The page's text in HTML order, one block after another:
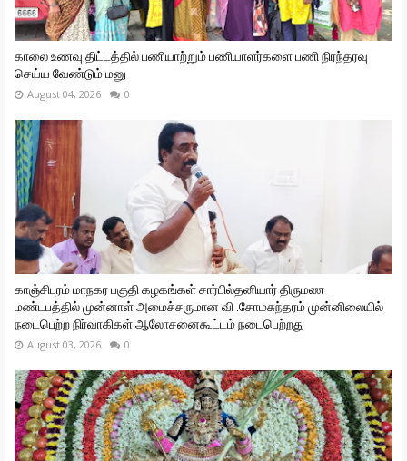
காலை உணவு திட்டத்தில் பணியாற்றும் பணியாளர்களை பணி நிரந்தரவு
செய்ய வேண்டும் மனு
August 04, 2026 0
காஞ்சிபுரம் மாநகர பகுதி கழகங்கள் சார்பில்தனியார் திருமண
மண்டபத்தில் முன்னாள் அமைச்சருமான வி ‌.சோமசுந்தரம் முன்னிலையில்
நடைபெற்ற நிர்வாகிகள் ஆலோசனைகூட்டம் நடைபெற்றது
August 03, 2026 0